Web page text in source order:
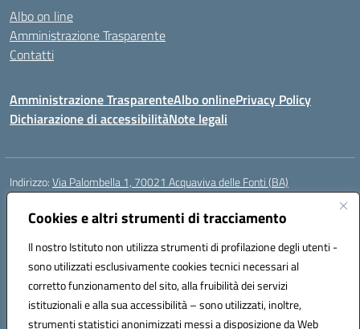
Cookies e altri strumenti di tracciamento
Il nostro Istituto non utilizza strumenti di profilazione degli utenti -
sono utilizzati esclusivamente cookies tecnici necessari al
corretto funzionamento del sito, alla fruibilità dei servizi
istituzionali e alla sua accessibilità – sono utilizzati, inoltre,
strumenti statistici anonimizzati messi a disposizione da Web
Albo on line
Amministrazione Trasparente
Contatti
Amministrazione TrasparenteAlbo onlinePrivacy Policy
Dichiarazione di accessibilitàNote legali
Indirizzo:Via Palombella 1, 70021 Acquaviva delle Fonti (BA)
Centralino:
Posta elettronica certificata (PEC):baic89400e@pec.istruzione.it
Codice fiscale: 91121590722
Codice meccanografico:baic89400e
Codice Indice delle Pubbliche Amministrazioni (IPA): icddagio
Codice unico di fatturazione (CUF): UFGHCG